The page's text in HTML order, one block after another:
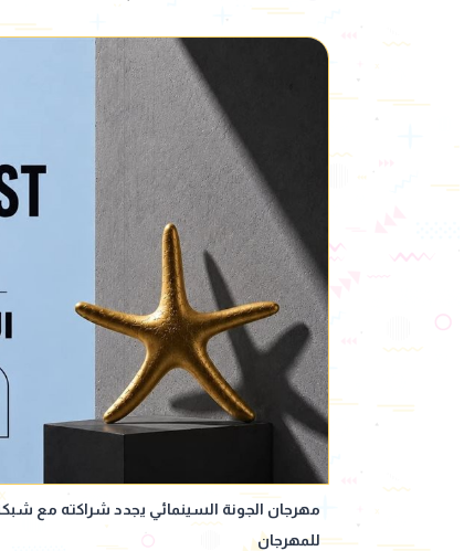
مهرجان الجونة السينمائي يجدد شراكته مع
للمهرجان